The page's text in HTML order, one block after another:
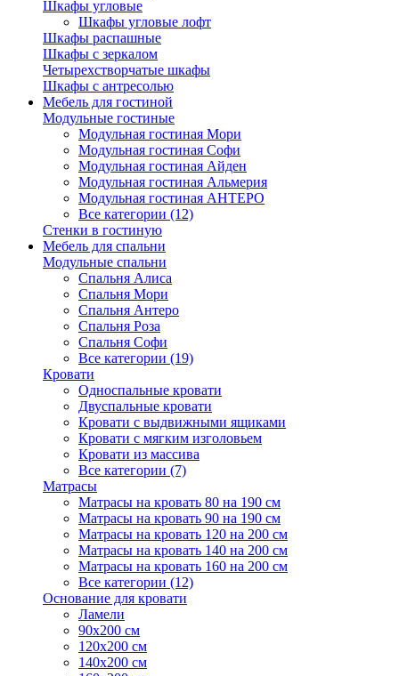
Шкафы угловые
Шкафы угловые лофт
Шкафы распашные
Шкафы с зеркалом
Четырехстворчатые шкафы
Шкафы с антресолью
Мебель для гостиной
Модульные гостиные
Модульная гостиная Мори
Модульная гостиная Софи
Модульная гостиная Айден
Модульная гостиная Альмерия
Модульная гостиная АНТЕРО
Все категории (12)
Стенки в гостиную
Мебель для спальни
Модульные спальни
Спальня Алиса
Спальня Мори
Спальня Антеро
Спальня Роза
Спальня Софи
Все категории (19)
Кровати
Односпальные кровати
Двуспальные кровати
Кровати с выдвижными ящиками
Кровати с мягким изголовьем
Кровати из массива
Все категории (7)
Матрасы
Матрасы на кровать 80 на 190 см
Матрасы на кровать 90 на 190 см
Матрасы на кровать 120 на 200 см
Матрасы на кровать 140 на 200 см
Матрасы на кровать 160 на 200 см
Все категории (12)
Основание для кровати
Ламели
90х200 см
120х200 см
140х200 см